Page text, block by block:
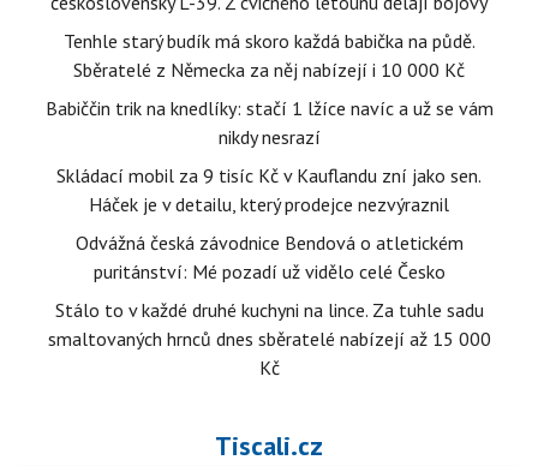
Tenhle starý budík má skoro každá babička na půdě.
Sběratelé z Německa za něj nabízejí i 10 000 Kč
Babiččin trik na knedlíky: stačí 1 lžíce navíc a už se vám
nikdy nesrazí
Skládací mobil za 9 tisíc Kč v Kauflandu zní jako sen.
Háček je v detailu, který prodejce nezvýraznil
Odvážná česká závodnice Bendová o atletickém
puritánství: Mé pozadí už vidělo celé Česko
Stálo to v každé druhé kuchyni na lince. Za tuhle sadu
smaltovaných hrnců dnes sběratelé nabízejí až 15 000
Kč
Tiscali.cz